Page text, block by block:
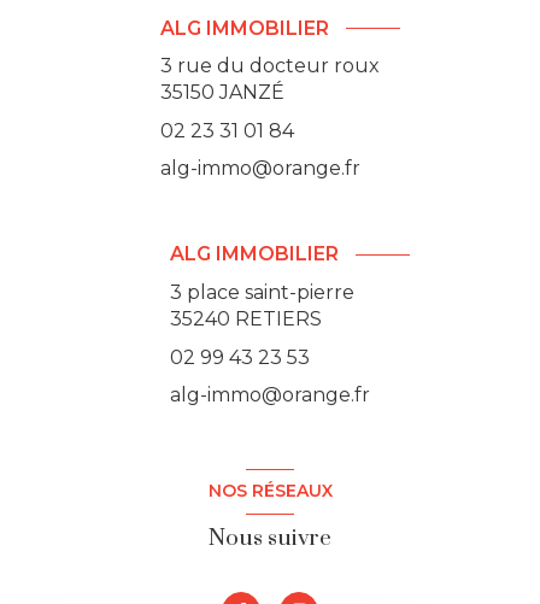
ALG IMMOBILIER
3 rue du docteur roux
35150JANZÉ
02 23 31 01 84
alg-immo@orange.fr
ALG IMMOBILIER
3 place saint-pierre
35240 RETIERS
02 99 43 23 53
alg-immo@orange.fr
NOS RÉSEAUX
Nous suivre